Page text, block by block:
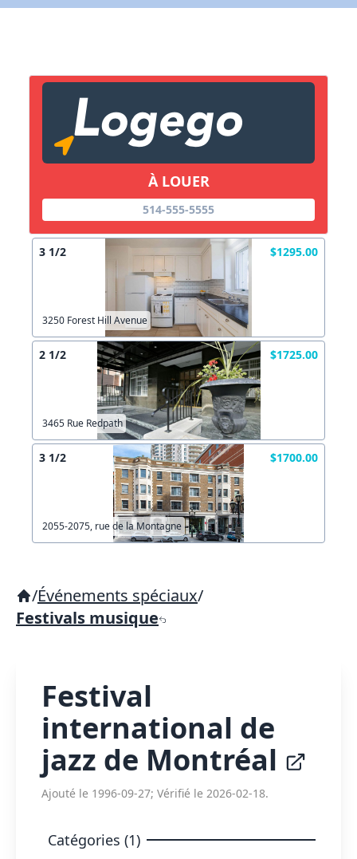
À LOUER
514-555-5555
3 1/2 $1295.00
3250 Forest Hill Avenue
2 1/2 $1725.00
3465 Rue Redpath
3 1/2 $1700.00
2055-2075, rue de la Montagne
/Événements spéciaux/
Festivals musique
Festival
international de
jazz de Montréal
Ajouté le 1996-09-27; Vérifié le 2026-02-18.
Catégories (1)
Lien vers inscription (sera inclus dans courriel)
Copier lien
X Fermer